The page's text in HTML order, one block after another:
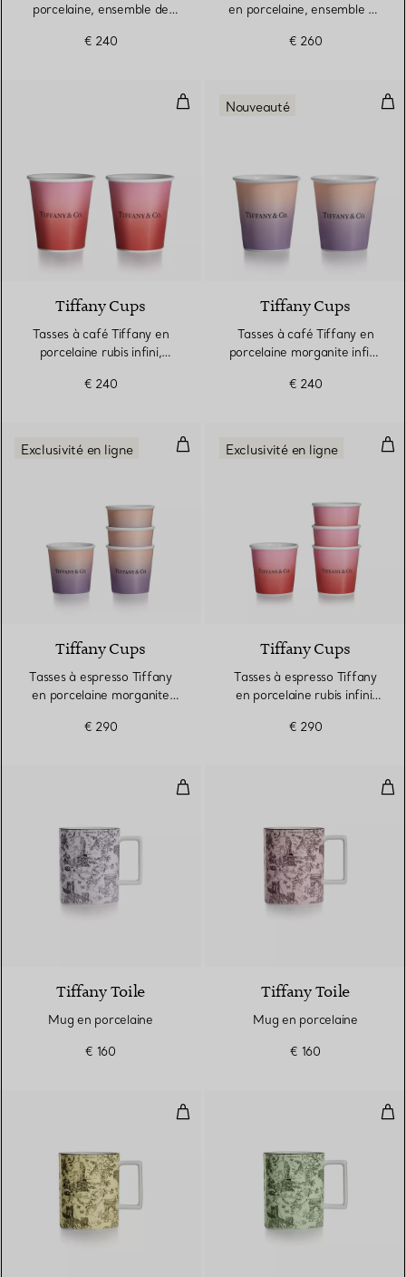
porcelaine, ensemble de
€ 240
en porcelaine, ensemble de
€ 260
Tasses à café Tiffany en
3 Couleurs
Tiffany Cups
Tasses à café Tiffany en
porcelaine rubis infini,
€ 240
Nouveauté
Tiffany Cups
Tasses à café Tiffany en
porcelaine morganite infini,
€ 240
Tasses à espresso Tiffany en
5 Couleurs
Exclusivité en ligne
Tiffany Cups
Tasses à espresso Tiffany
en porcelaine morganite
€ 290
Exclusivité en ligne
Tiffany Cups
Tasses à espresso Tiffany
en porcelaine rubis infini,
€ 290
Mug en porcelaine
Tiffany Toile
Mug en porcelaine
€ 160
Tiffany Toile
Mug en porcelaine
€ 160
Mug en porcelaine